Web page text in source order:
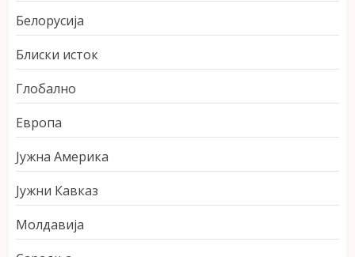
Белорусија
Блиски исток
Глобално
Европа
Јужна Америка
Јужни Кавказ
Молдавија